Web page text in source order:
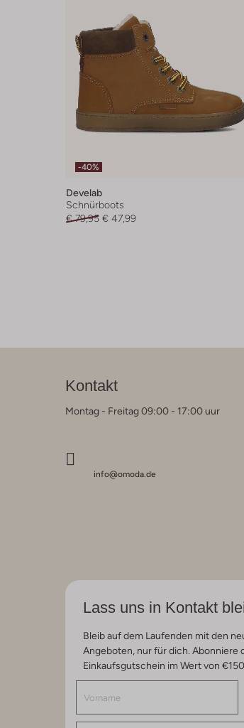
-40%
Develab
Schnürboots
€ 79,95 € 47,99
Kontakt
Montag - Freitag 09:00 - 17:00 uur
info@omoda.de
Lass uns in Kontakt
Bleib auf dem Laufenden mit den
Angeboten, nur für dich.
Einkaufsgutschein im Wert von